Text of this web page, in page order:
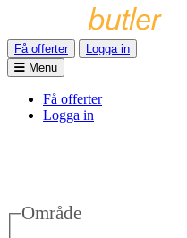
Få offerter
Logga in
Menu
Få offerter
Logga in
Område